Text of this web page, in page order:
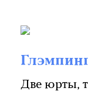
Две юрты,